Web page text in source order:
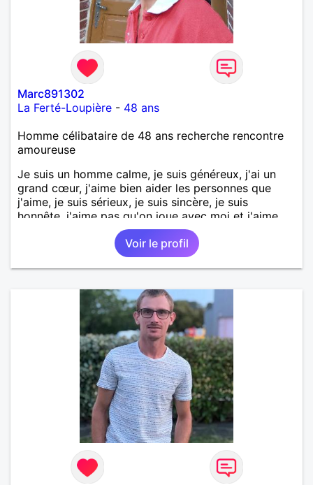
Marc891302
La Ferté-Loupière - 48 ans
Homme célibataire de 48 ans recherche rencontre
amoureuse
Je suis un homme calme, je suis généreux, j'ai un
grand cœur, j'aime bien aider les personnes que
j'aime, je suis sérieux, je suis sincère, je suis
honnête, j'aime pas qu'on joue avec moi et j'aime
pas les mensonges. Je cherche une relation
amoureuse et sérieuse.Voir le profil